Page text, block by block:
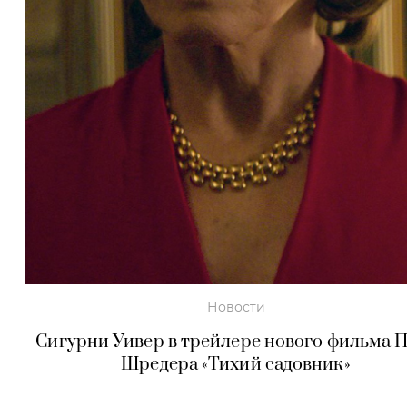
Новости
Сигурни Уивер в трейлере нового фильма
Шредера «Тихий садовник»